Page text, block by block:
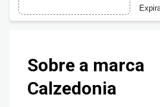
Sobre a marca
Calzedonia